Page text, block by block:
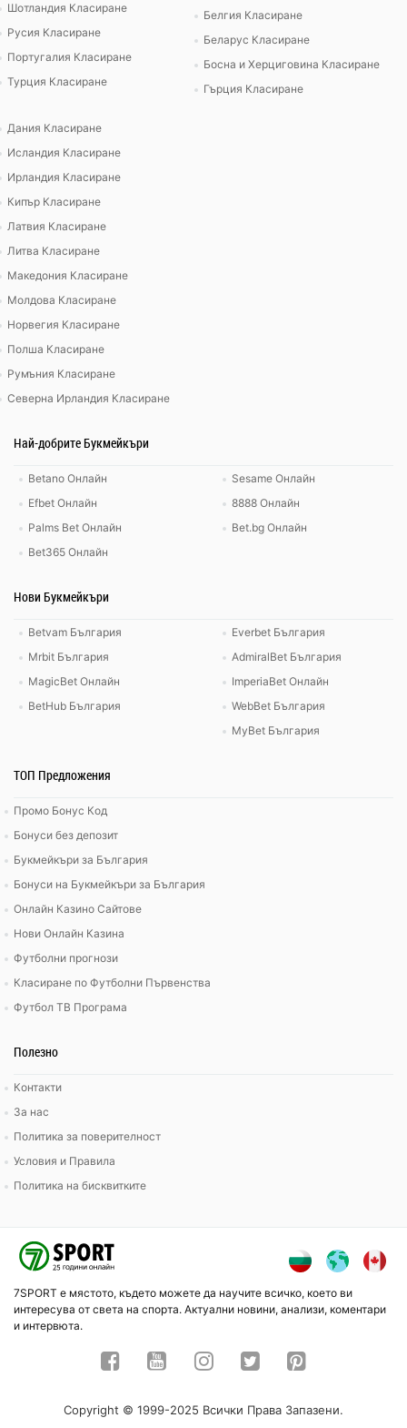
Шотландия Класиране
Русия Класиране
Португалия Класиране
Турция Класиране
Белгия Класиране
Беларус Класиране
Босна и Херциговина Класиране
Гърция Класиране
Дания Класиране
Исландия Класиране
Ирландия Класиране
Кипър Класиране
Латвия Класиране
Литва Класиране
Македония Класиране
Молдова Класиране
Норвегия Класиране
Полша Класиране
Румъния Класиране
Северна Ирландия Класиране
Най-добрите Букмейкъри
Betano Онлайн
Efbet Онлайн
Palms Bet Онлайн
Bet365 Онлайн
Sesame Онлайн
8888 Онлайн
Bet.bg Онлайн
Нови Букмейкъри
Betvam България
Mrbit България
MagicBet Онлайн
BetHub България
Everbet България
AdmiralBet България
ImperiaBet Онлайн
WebBet България
MyBet България
ТОП Предложения
Промо Бонус Код
Бонуси без депозит
Букмейкъри за България
Бонуси на Букмейкъри за България
Онлайн Казино Сайтове
Нови Онлайн Казина
Футболни прогнози
Класиране по Футболни Първенства
Футбол ТВ Програма
Полезно
Контакти
За нас
Политика за поверителност
Условия и Правила
Политика на бисквитките
7SPORT е мястото, където можете да научите всичко, което ви
интересува от света на спорта. Актуални новини, анализи, коментари
и интервюта.
Copyright © 1999-2025 Всички Права Запазени.